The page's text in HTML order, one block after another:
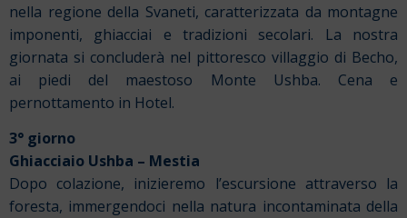
nella regione della Svaneti, caratterizzata da montagne
imponenti, ghiacciai e tradizioni secolari. La nostra
giornata si concluderà nel pittoresco villaggio di Becho,
ai piedi del maestoso Monte Ushba. Cena e
pernottamento in Hotel.
3° giorno
Ghiacciaio Ushba – Mestia
Dopo colazione, inizieremo l’escursione attraverso la
foresta, immergendoci nella natura incontaminata della